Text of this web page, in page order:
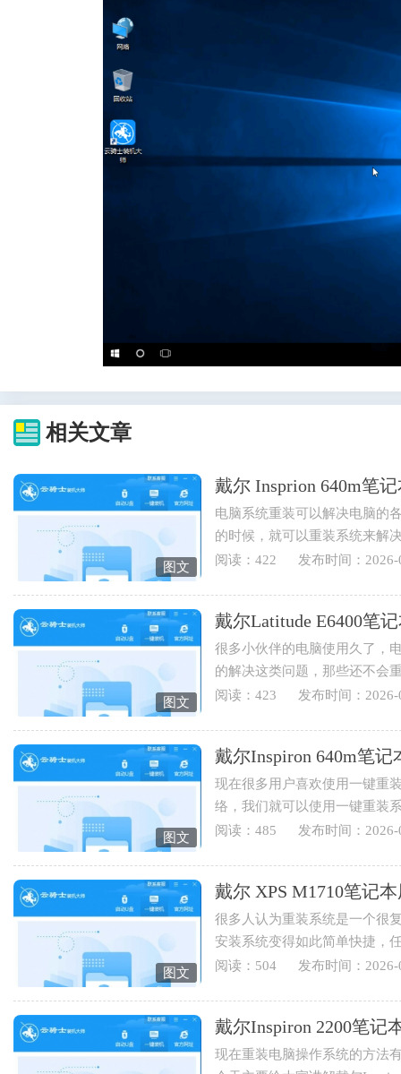
相关文章
图文
戴尔 Insprion 640m笔
电脑系统重装可以解决电脑的
的时候，就可以重装系统来解
也可以重装电脑系统来实现...
阅读：422 发布时间：2026-
图文
戴尔Latitude E6400笔
很多小伙伴的电脑使用久了，
的解决这类问题，那些还不会
Latitude E6400笔记本用云骑士
阅读：423 发布时间：2026-
图文
戴尔Inspiron 640m笔
现在很多用户喜欢使用一键重
络，我们就可以使用一键重装
Inspiron 640m笔记本用云骑士
阅读：485 发布时间：2026-
图文
戴尔 XPS M1710笔记
很多人认为重装系统是一个很
安装系统变得如此简单快捷，
装系统，下面就为您讲解戴...
阅读：504 发布时间：2026-
戴尔Inspiron 2200笔记
现在重装电脑操作系统的方法